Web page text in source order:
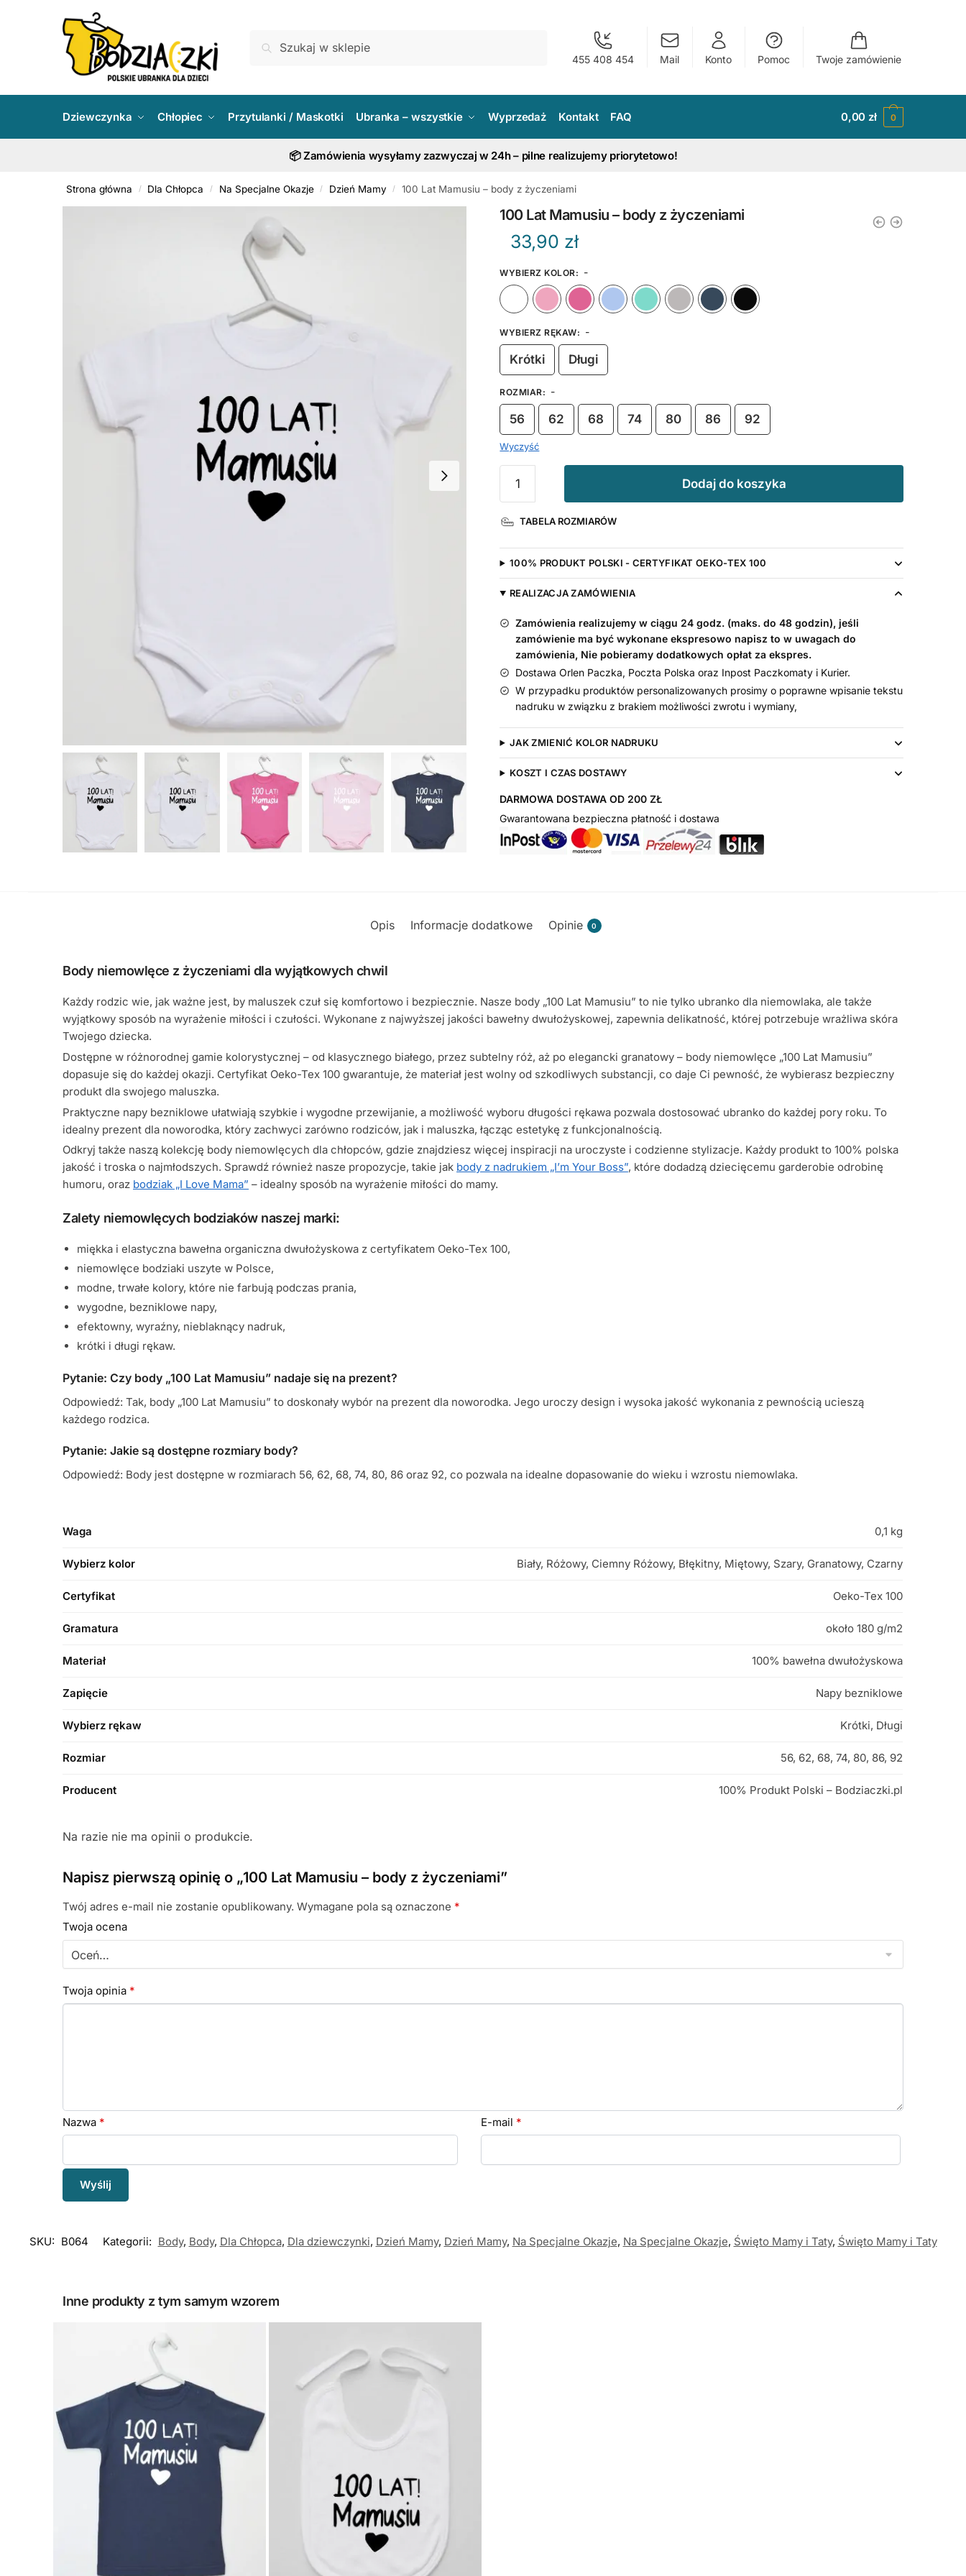
455 408 454 Mail Konto Pomoc Twoje zamówienie
Dziewczynka Chłopiec Przytulanki / Maskotki Ubranka – wszystkie Wyprzedaż Kontakt FAQ 0,00zł 0
📦 Zamówienia wysyłamy zazwyczaj w 24h – pilne realizujemy priorytetowo!
Strona główna / Dla Chłopca / Na Specjalne Okazje / Dzień Mamy / 100 Lat Mamusiu – body z życzeniami
100 Lat Mamusiu – body z życzeniami
33,90 zł
WYBIERZ KOLOR: -
Biały Różowy Ciemny Różowy
Błękitny MiętowySzary
WYBIERZ RĘKAW: -
Krótki Długi
ROZMIAR: -
56 62 68 74 80 86 92
Wyczyść
Lat
Mamusiu
body
z
życzeniami
Dodaj do koszyka
TABELA ROZMIARÓW
100% PRODUKT POLSKI - CERTYFIKAT OEKO-TEX 100
REALIZACJA ZAMÓWIENIA
Zamówienia realizujemy w ciągu 24 godz. (maks. do 48 godzin), jeśli
zamówienie ma być wykonane ekspresowo napisz to w uwagach do
zamówienia, Nie pobieramy dodatkowych opłat za ekspres.
Dostawa Orlen Paczka, Poczta Polska oraz Inpost Paczkomaty i Kurier.
W przypadku produktów personalizowanych prosimy o poprawne wpisanie tekstu
nadruku w związku z brakiem możliwości zwrotu i wymiany,
JAK ZMIENIĆ KOLOR NADRUKU
KOSZT I CZAS DOSTAWY
DARMOWA DOSTAWA OD 200 ZŁ
Gwarantowana bezpieczna płatność i dostawa
Opis Informacje dodatkowe Opinie 0
Body niemowlęce z życzeniami dla wyjątkowych chwil
Każdy rodzic wie, jak ważne jest, by maluszek czuł się komfortowo i bezpiecznie. Nasze body „100 Lat Mamusiu” to nie tylko ubranko dla niemowlaka, ale także
wyjątkowy sposób na wyrażenie miłości i czułości. Wykonane z najwyższej jakości bawełny dwułożyskowej, zapewnia delikatność, której potrzebuje wrażliwa skóra
Twojego dziecka.
Dostępne w różnorodnej gamie kolorystycznej – od klasycznego białego, przez subtelny róż, aż po elegancki granatowy – body niemowlęce „100 Lat Mamusiu”
dopasuje się do każdej okazji. Certyfikat Oeko-Tex 100 gwarantuje, że materiał jest wolny od szkodliwych substancji, co daje Ci pewność, że wybierasz bezpieczny
produkt dla swojego maluszka.
Praktyczne napy bezniklowe ułatwiają szybkie i wygodne przewijanie, a możliwość wyboru długości rękawa pozwala dostosować ubranko do każdej pory roku. To
idealny prezent dla noworodka, który zachwyci zarówno rodziców, jak i maluszka, łącząc estetykę z funkcjonalnością.
Odkryj także naszą kolekcję body niemowlęcych dla chłopców, gdzie znajdziesz więcej inspiracji na uroczyste i codzienne stylizacje. Każdy produkt to 100% polska
jakość i troska o najmłodszych. Sprawdź również nasze propozycje, takie jak body z nadrukiem „I’m Your Boss”, które dodadzą dziecięcemu garderobie odrobinę
humoru, oraz bodziak „I Love Mama” – idealny sposób na wyrażenie miłości do mamy.
Zalety niemowlęcych bodziaków naszej marki:
miękka i elastyczna bawełna organiczna dwułożyskowa z certyfikatem Oeko-Tex 100,
niemowlęce bodziaki uszyte w Polsce,
modne, trwałe kolory, które nie farbują podczas prania,
wygodne, bezniklowe napy,
efektowny, wyraźny, nieblaknący nadruk,
krótki i długi rękaw.
Pytanie: Czy body „100 Lat Mamusiu” nadaje się na prezent?
Odpowiedź: Tak, body „100 Lat Mamusiu” to doskonały wybór na prezent dla noworodka. Jego uroczy design i wysoka jakość wykonania z pewnością ucieszą
każdego rodzica.
Pytanie: Jakie są dostępne rozmiary body?
Odpowiedź: Body jest dostępne w rozmiarach 56, 62, 68, 74, 80, 86 oraz 92, co pozwala na idealne dopasowanie do wieku i wzrostu niemowlaka.
Waga 0,1 kg
Wybierz kolor Biały, Różowy, Ciemny Różowy, Błękitny, Miętowy, Szary, Granatowy, Czarny
Certyfikat Oeko-Tex 100
Gramatura około 180 g/m2
Materiał 100% bawełna dwułożyskowa
Zapięcie Napy bezniklowe
Wybierz rękaw Krótki, Długi
Rozmiar 56, 62, 68, 74, 80, 86, 92
Producent 100% Produkt Polski – Bodziaczki.pl
Na razie nie ma opinii o produkcie.
Napisz pierwszą opinię o „100 Lat Mamusiu – body z życzeniami”
Twój adres e-mail nie zostanie opublikowany. Wymagane pola są oznaczone *
Twoja ocena
Twoja opinia *
Nazwa * E-mail *
SKU: B064 Kategorii: Body, Body, Dla Chłopca, Dla dziewczynki, Dzień Mamy, Dzień Mamy, Na Specjalne Okazje, Na Specjalne Okazje, Święto Mamy i Taty, Święto Mamy i Taty
Inne produkty z tym samym wzorem